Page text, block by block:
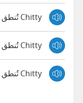
Chitty تُنطق Joey
Chitty تُنطق Justin
Chitty تُنطق Matthew